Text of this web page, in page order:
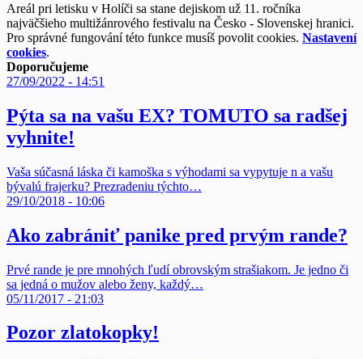
Areál pri letisku v Holíči sa stane dejiskom už 11. ročníka
najväčšieho multižánrového festivalu na Česko - Slovenskej hranici.
Pro správné fungování této funkce musíš povolit cookies. Nastavení
cookies.
Doporučujeme
27/09/2022 - 14:51
Pýta sa na vašu EX? TOMUTO sa radšej
vyhnite!
Vaša súčasná láska či kamoška s výhodami sa vypytuje n a vašu
bývalú frajerku? Prezradeniu týchto…
29/10/2018 - 10:06
Ako zabrániť panike pred prvým rande?
Prvé rande je pre mnohých ľudí obrovským strašiakom. Je jedno či
sa jedná o mužov alebo ženy, každý…
05/11/2017 - 21:03
Pozor zlatokopky!